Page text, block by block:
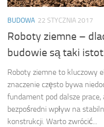
BUDOWA 22 STYCZNIA 2017
Roboty ziemne –
budowie są taki
Roboty ziemne to kluczowy
znaczenie często bywa
fundament pod dalsze
bezpośredni wpływ na
konstrukcji. Warto zwrócić...